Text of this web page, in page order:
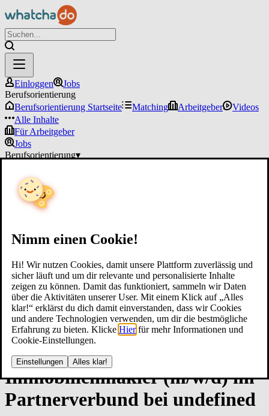
Nimm einen Cookie!
Hi! Wir nutzen Cookies, damit unsere Plattform zuverlässig und
sicher läuft und um dir relevante und personalisierte Inhalte
zeigen zu können. Damit das funktioniert, sammeln wir Daten
über die Aktivitäten unserer User. Mit einem Klick auf „Alles
klar!“ erklärst du dich damit einverstanden, dass wir Cookies
und andere Technologien verwenden, um dir die bestmögliche
Erfahrung zu bieten. Klicke Hier für mehr Informationen und
Cookie-Einstellungen.
Einstellungen Alles klar!
Einloggen
Jobs
Berufsorientierung
Berufsorientierung Startseite
Matching Arbeitgeber
Videos
Alle Inhalte
Für Arbeitgeber
Jobs
Berufsorientierung▾
Im­mo­bi­li­en­mak­ler (m/w/d) im
­Part­ner­ver­bun­d bei un­de­fi­ned